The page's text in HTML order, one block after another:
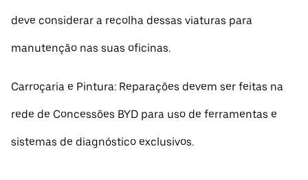
deve considerar a recolha dessas viaturas para
manutenção nas suas oficinas.
Carroçaria e Pintura: Reparações devem ser feitas na
rede de Concessões BYD para uso de ferramentas e
sistemas de diagnóstico exclusivos.